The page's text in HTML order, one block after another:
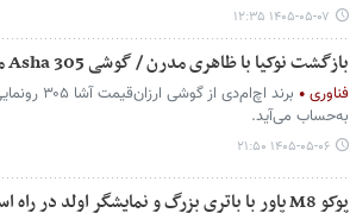
۱۴۰۵-۰۵-۰۷ ۱۲:۳۵
بازگشت نوکیا با ظاهری مدرن / گوشی Asha 305 معرفی شد
فناوری
برند
به‌حساب می‌آید.
۱۴۰۵-۰۵-۰۶ ۲۱:۵۰
پوکو M8 پاور با باتری بزرگ و نمایشگر اولد در راه است